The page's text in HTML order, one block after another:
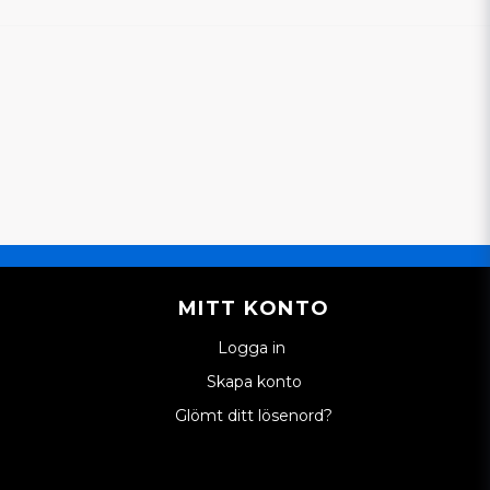
MITT KONTO
Logga in
Skapa konto
Glömt ditt lösenord?